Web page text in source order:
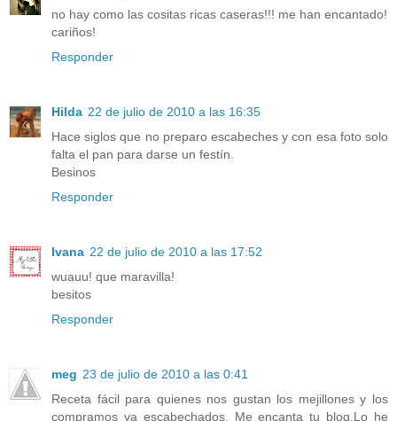
no hay como las cositas ricas caseras!!! me han encantado!
cariños!
Responder
Hilda 22 de julio de 2010 a las 16:35
Hace siglos que no preparo escabeches y con esa foto solo
falta el pan para darse un festín.
Besinos
Responder
Ivana 22 de julio de 2010 a las 17:52
wuauu! que maravilla!
besitos
Responder
meg 23 de julio de 2010 a las 0:41
Receta fácil para quienes nos gustan los mejillones y los
compramos ya escabechados. Me encanta tu blog.Lo he